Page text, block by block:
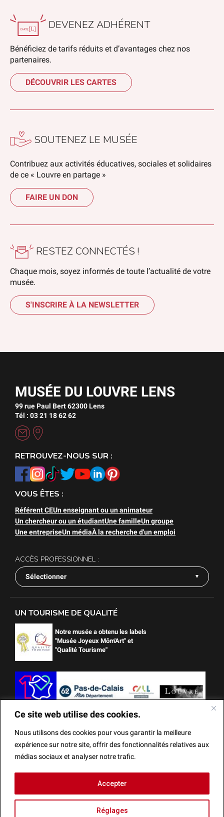
Ce site web utilise des cookies.
Nous utilisons des cookies pour vous garantir la meilleure
expérience sur notre site, offrir des fonctionnalités relatives aux
médias sociaux et analyser notre trafic.
Réglages
Accepter
DEVENEZ ADHÉRENT
Bénéficiez de tarifs réduits et d’avantages chez nos
partenaires.
DÉCOUVRIR LES CARTES
SOUTENEZ LE MUSÉE
Contribuez aux activités éducatives, sociales et solidaires
de ce « Louvre en partage »
FAIRE UN DON
RESTEZ CONNECTÉS !
Chaque mois, soyez informés de toute l’actualité de votre
musée.
S'INSCRIRE À LA NEWSLETTER
MUSÉE DU LOUVRE LENS
99 rue Paul Bert 62300 Lens
Tél : 03 21 18 62 62
RETROUVEZ-NOUS SUR :
VOUS ÊTES :
Référent CEUn enseignant ou un animateur
Un chercheur ou un étudiantUne familleUn groupe
Une entrepriseUn médiaÀ la recherche d'un emploi
ACCÈS PROFESSIONNEL :
Sélectionner
UN TOURISME DE QUALITÉ
Notre musée a obtenu les labels
"Musée Joyeux Môm'Art" et
"Qualité Tourisme"
Mentions LégalesActes administratifs
Ce site web utilise des cookies.
Nous utilisons des cookies pour vous garantir la meilleure
expérience sur notre site, offrir des fonctionnalités relatives